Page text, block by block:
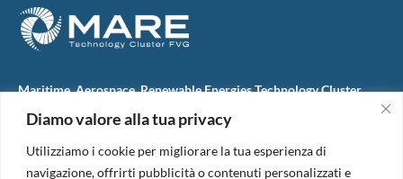
Diamo valore alla tua privacy
Utilizziamo i cookie per migliorare la tua esperienza di
navigazione, offrirti pubblicità o contenuti personalizzati e
Maritime, Aerospace, Renewable Energies Technology Cluster
M.A.R.E. TC FVG S.c.ar.l.
34074 Monfalcone (Italy)
tel. +39 0481 723440